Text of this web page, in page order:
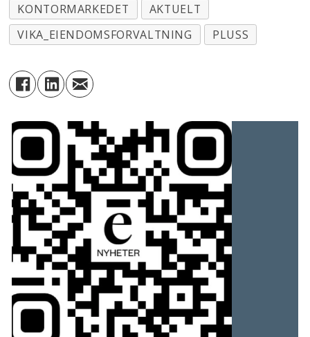
KONTORMARKEDET
AKTUELT
VIKA_EIENDOMSFORVALTNING
PLUSS